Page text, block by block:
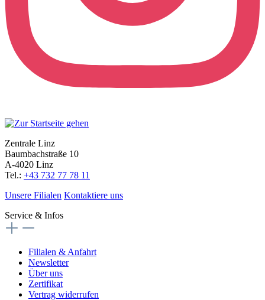
Zentrale Linz
Baumbachstraße 10
A-4020 Linz
Tel.: +43 732 77 78 11
Unsere Filialen Kontaktiere uns
Service & Infos
Filialen & Anfahrt
Newsletter
Über uns
Zertifikat
Vertrag widerrufen